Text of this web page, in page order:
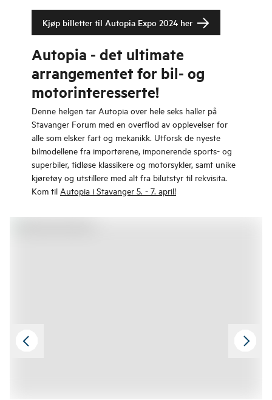
Kjøp billetter til Autopia Expo 2024 her
Autopia - det ultimate
arrangementet for bil- og
motorinteresserte!
Denne helgen tar Autopia over hele seks haller på
Stavanger Forum med en overflod av opplevelser for
alle som elsker fart og mekanikk. Utforsk de nyeste
bilmodellene fra importørene, imponerende sports- og
superbiler, tidløse klassikere og motorsykler, samt unike
kjøretøy og utstillere med alt fra bilutstyr til rekvisita.
Kom til Autopia i Stavanger 5. - 7. april!